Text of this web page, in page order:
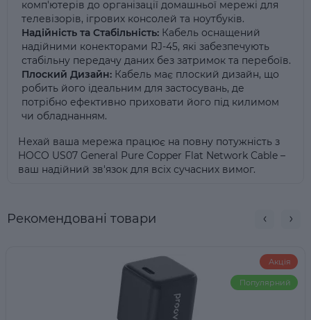
комп'ютерів до організації домашньої мережі для
телевізорів, ігрових консолей та ноутбуків.
Надійність та Стабільність: Кабель оснащений
надійними конекторами RJ-45, які забезпечують
стабільну передачу даних без затримок та перебоїв.
Плоский Дизайн: Кабель має плоский дизайн, що
робить його ідеальним для застосувань, де
потрібно ефективно приховати його під килимом
чи обладнанням.
Нехай ваша мережа працює на повну потужність з
HOCO US07 General Pure Copper Flat Network Cable –
ваш надійний зв'язок для всіх сучасних вимог.
Рекомендовані товари
Акція
Популярний